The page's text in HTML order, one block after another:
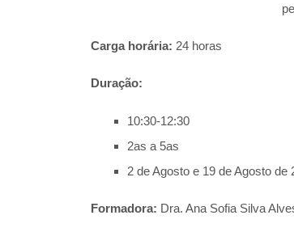
Carga horária: 24 horas
Duração:
10:30-12:30
2as a 5as
2 de Agosto e 19 de Agosto de
Formadora: Dra. Ana Sofia Silva